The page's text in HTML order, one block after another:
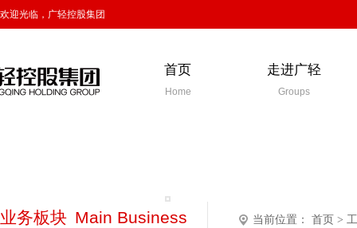
欢迎光临，广轻控股集团
首页
Home
走进广轻
Groups
业务板块 Main Business 当前位置： 首页 >